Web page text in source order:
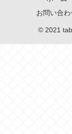
お問い合わ
© 2021